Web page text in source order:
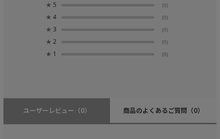
★ 5 (0)
★ 4 (0)
★ 3 (0)
★ 2 (0)
★ 1 (0)
ユーザーレビュー （0） 商品のよくあるご質問 （0）